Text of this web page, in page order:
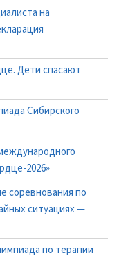
на
Дети спасают
Сибирского
2026»
соревнования по
ситуациях —
по терапии